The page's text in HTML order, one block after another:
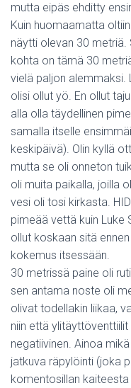
mutta eipäs ehditty
Kuin huomaamatta
näytti olevan 30 metriä.
kohta on tämä 30
vielä paljon alemmaksi.
olisi ollut yö. En ollut
alla olla täydellinen
samalla itselle
keskipäivä). Olin kyllä
mutta se oli onneton
oli muita paikalla, joilla
vesi oli tosi kirkasta.
pimeää vettä kuin Luke
ollut koskaan sitä
kokemus itsessään.
30 metrissä paine oli
sen antama noste oli
olivat todellakin liikaa,
niin että
negatiivinen. Ainoa
jatkuva räpylöinti (joka
komentosillan kaiteesta